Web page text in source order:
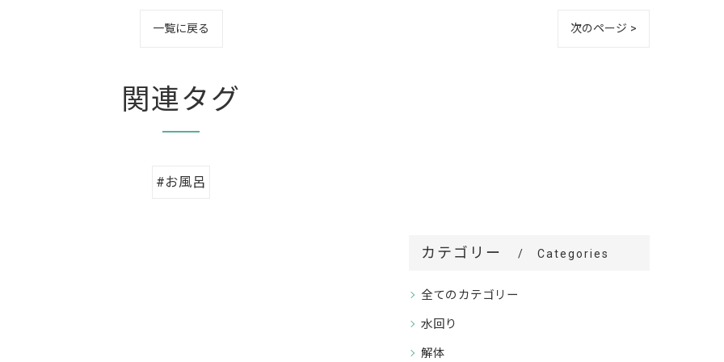
一覧に戻る 次のページ >
関連タグ
#お風呂
カテゴリー Categories
全てのカテゴリー
水回り
解体